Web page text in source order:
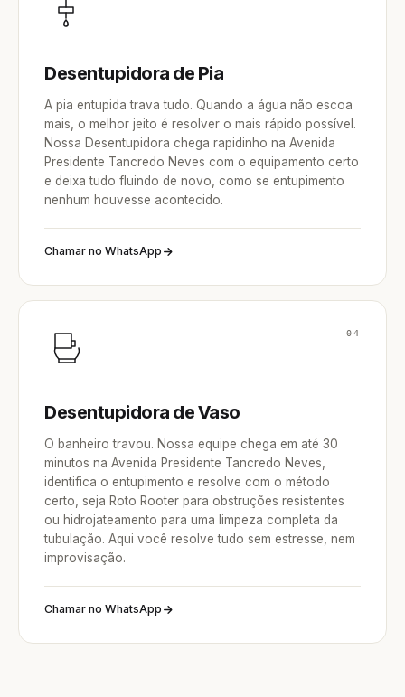
Desentupidora de Pia
A pia entupida trava tudo. Quando a água não escoa
mais, o melhor jeito é resolver o mais rápido possível.
Nossa Desentupidora chega rapidinho na Avenida
Presidente Tancredo Neves com o equipamento certo
e deixa tudo fluindo de novo, como se entupimento
nenhum houvesse acontecido.
Chamar no WhatsApp
04
Desentupidora de Vaso
O banheiro travou. Nossa equipe chega em até 30
minutos na Avenida Presidente Tancredo Neves,
identifica o entupimento e resolve com o método
certo, seja Roto Rooter para obstruções resistentes
ou hidrojateamento para uma limpeza completa da
tubulação. Aqui você resolve tudo sem estresse, nem
improvisação.
Chamar no WhatsApp